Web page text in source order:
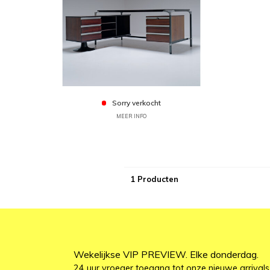
Sorry verkocht
MEER INFO
1 Producten
Wekelijkse VIP PREVIEW. Elke donderdag.